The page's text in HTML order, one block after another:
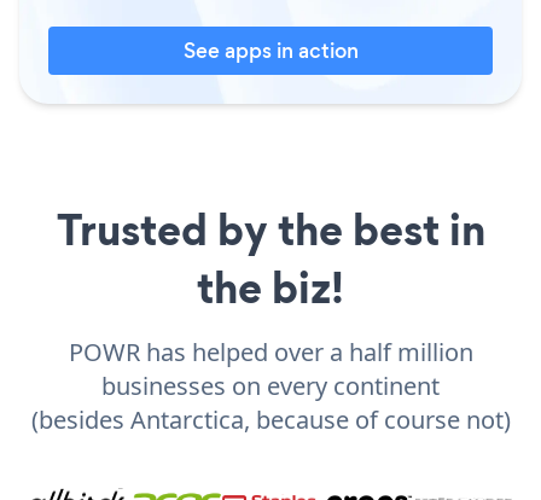
See apps in action
Trusted by the best in
the biz!
POWR has helped over a half million
businesses on every continent
(besides Antarctica, because of course not)